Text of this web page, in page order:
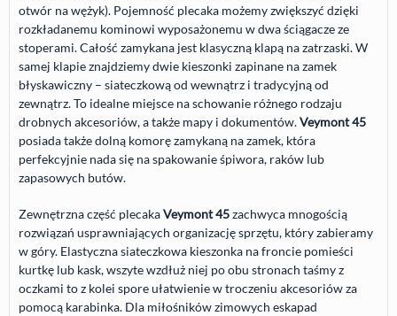
otwór na wężyk). Pojemność plecaka możemy zwiększyć dzięki
rozkładanemu kominowi wyposażonemu w dwa ściągacze ze
stoperami. Całość zamykana jest klasyczną klapą na zatrzaski. W
samej klapie znajdziemy dwie kieszonki zapinane na zamek
błyskawiczny – siateczkową od wewnątrz i tradycyjną od
zewnątrz. To idealne miejsce na schowanie różnego rodzaju
drobnych akcesoriów, a także mapy i dokumentów.Veymont 45
posiada także dolną komorę zamykaną na zamek, która
perfekcyjnie nada się na spakowanie śpiwora, raków lub
zapasowych butów.
Zewnętrzna część plecakaVeymont 45zachwyca mnogością
rozwiązań usprawniających organizację sprzętu, który zabieramy
w góry. Elastyczna siateczkowa kieszonka na froncie pomieści
kurtkę lub kask, wszyte wzdłuż niej po obu stronach taśmy z
oczkami to z kolei spore ułatwienie w troczeniu akcesoriów za
pomocą karabinka. Dla miłośników zimowych eskapad